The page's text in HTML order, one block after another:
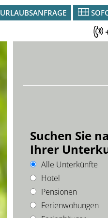
URLAUBSANFRAGE
Suchen Sie
Ihrer
Alle Unterkünfte
Hotel
Pensionen
Ferienwohungen